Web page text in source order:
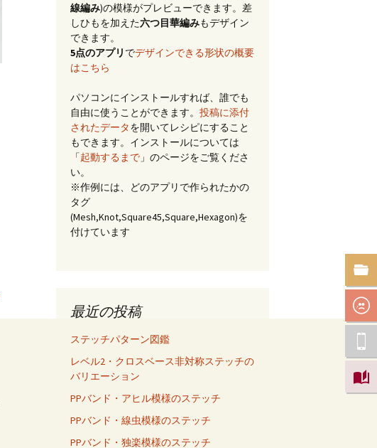
線編み)の模様がプレビューできます。差
しひもを加えた六つ目華編みもデザイン
できます。
5点のアプリ でデザインできる形状の概要
はこちら
パソコンにインストールすれば、誰でも
自由に使うことができます。 投稿に添付
されたデータを開いてレシピにすること
もできます。インストールについては
「起動するまで 」のページをご覧くださ
い。
※作例には、どのアプリで作られたかの
タグ
(Mesh,Knot,Square45,Square,Hexagon)を
付けています
最近の投稿
ステッチパターン図鑑
レベル2・クロスベース非対称ステッチの
バリエーション
PPバンド・アヒル模様のステッチ
PPバンド・線虫模様のステッチ
PPバンド・独楽模様のステッチ